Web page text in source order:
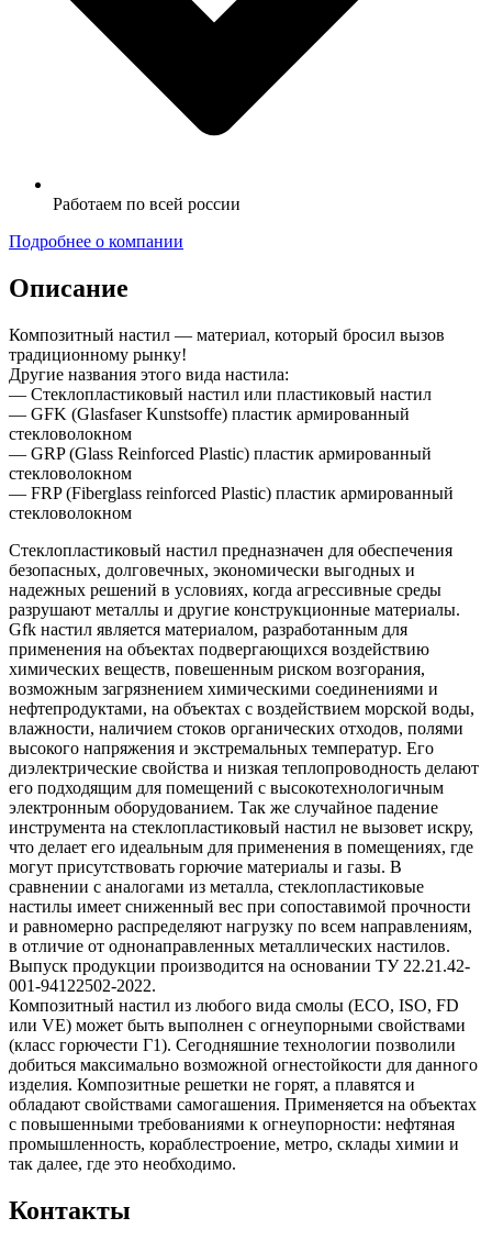
Работаем по всей россии
Подробнее о компании
Описание
Композитный настил — материал, который бросил вызов
традиционному рынку!
Другие названия этого вида настила:
— Стеклопластиковый настил или пластиковый настил
— GFK (Glasfaser Kunstsoffe) пластик армированный
стекловолокном
— GRP (Glass Reinforced Plastic) пластик армированный
стекловолокном
— FRP (Fiberglass reinforced Plastic) пластик армированный
стекловолокном
Стеклопластиковый настил предназначен для обеспечения
безопасных, долговечных, экономически выгодных и
надежных решений в условиях, когда агрессивные среды
разрушают металлы и другие конструкционные материалы.
Gfk настил является материалом, разработанным для
применения на объектах подвергающихся воздействию
химических веществ, повешенным риском возгорания,
возможным загрязнением химическими соединениями и
нефтепродуктами, на объектах с воздействием морской воды,
влажности, наличием стоков органических отходов, полями
высокого напряжения и экстремальных температур. Его
диэлектрические свойства и низкая теплопроводность делают
его подходящим для помещений с высокотехнологичным
электронным оборудованием. Так же случайное падение
инструмента на стеклопластиковый настил не вызовет искру,
что делает его идеальным для применения в помещениях, где
могут присутствовать горючие материалы и газы. В
сравнении с аналогами из металла, стеклопластиковые
настилы имеет сниженный вес при сопоставимой прочности
и равномерно распределяют нагрузку по всем направлениям,
в отличие от однонаправленных металлических настилов.
Выпуск продукции производится на основании ТУ 22.21.42-
001-94122502-2022.
Композитный настил из любого вида смолы (ECO, ISO, FD
или VE) может быть выполнен с огнеупорными свойствами
(класс горючести Г1). Сегодняшние технологии позволили
добиться максимально возможной огнестойкости для данного
изделия. Композитные решетки не горят, а плавятся и
обладают свойствами самогашения. Применяется на объектах
с повышенными требованиями к огнеупорности: нефтяная
промышленность, кораблестроение, метро, склады химии и
так далее, где это необходимо.
Контакты